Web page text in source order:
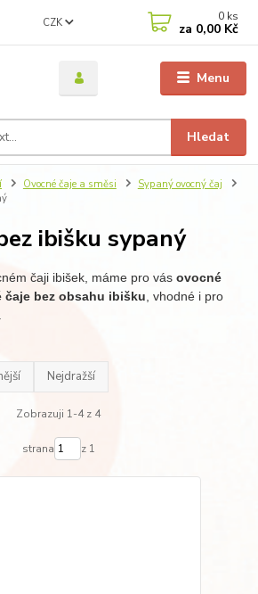
Menu
CZK
Hledat
0 ks
za 0,00 Kč
Ovocné čaje a směsi
Sypaný ovocný čaj
ibišku sypaný
čaji ibišek, máme pro vásovocné
bez obsahu ibišku , vhodné i pro
Nejdražší
Zobrazuji 1-4 z 4
strana z 1